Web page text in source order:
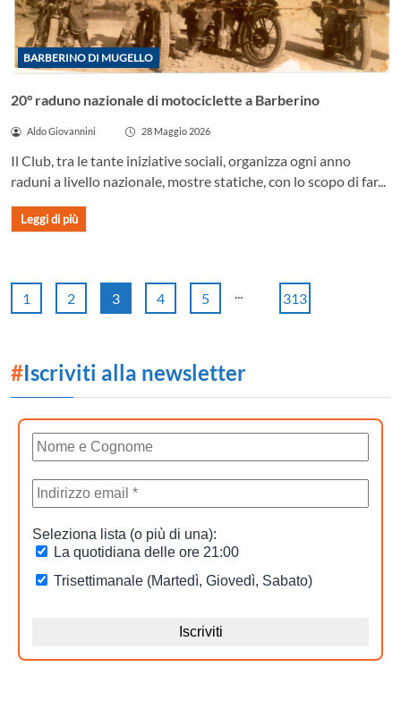
BARBERINO DI MUGELLO
20° raduno nazionale di motociclette a Barberino
Aldo Giovannini 28 Maggio 2026
Il Club, tra le tante iniziative sociali, organizza ogni anno
raduni a livello nazionale, mostre statiche, con lo scopo di far...
Leggi di più
1 2 3 4 5 313
#Iscriviti alla newsletter